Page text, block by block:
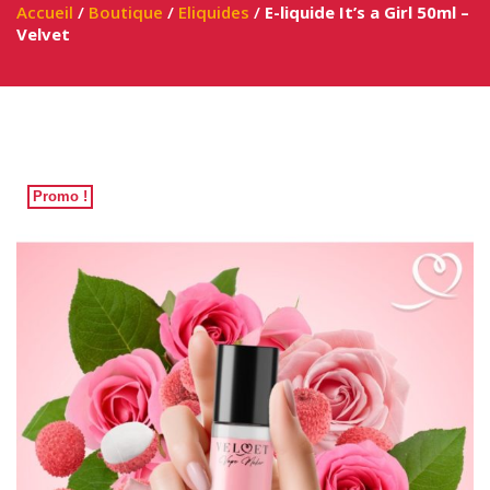
Accueil / Boutique / Eliquides / E-liquide It’s a Girl 50ml –
Velvet
Promo !